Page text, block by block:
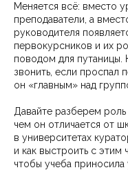
Меняется всё: вместо
преподаватели, а
руководителя
первокурсников и их
поводом для
звонить, если проспал
он «главным» над
Давайте разберем роль
чем он отличается от
в университетах
и как выстроить с этим
чтобы учеба приносила